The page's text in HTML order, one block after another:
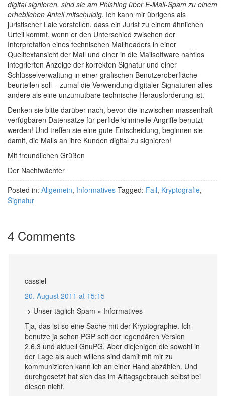
digital signieren, sind sie am Phishing über E-Mail-Spam zu einem
erheblichen Anteil mitschuldig. Ich kann mir übrigens als
juristischer Laie vorstellen, dass ein Jurist zu einem ähnlichen
Urteil kommt, wenn er den Unterschied zwischen der
Interpretation eines technischen Mailheaders in einer
Quelltextansicht der Mail und einer in die Mailsoftware nahtlos
integrierten Anzeige der korrekten Signatur und einer
Schlüsselverwaltung in einer grafischen Benutzeroberfläche
beurteilen soll – zumal die Verwendung digitaler Signaturen alles
andere als eine unzumutbare technische Herausforderung ist.
Denken sie bitte darüber nach, bevor die inzwischen massenhaft
verfügbaren Datensätze für perfide kriminelle Angriffe benutzt
werden! Und treffen sie eine gute Entscheidung, beginnen sie
damit, die Mails an ihre Kunden digital zu signieren!
Mit freundlichen Grüßen
Der Nachtwächter
Posted in: Allgemein, Informatives Tagged: Fail, Kryptografie,
Signatur
4 Comments
cassiel
20. August 2011 at 15:15
-> Unser täglich Spam » Informatives
Tja, das ist so eine Sache mit der Kryptographie. Ich
benutze ja schon PGP seit der legendären Version
2.6.3 und aktuell GnuPG. Aber diejenigen die sowohl in
der Lage als auch willens sind damit mit mir zu
kommunizieren kann ich an einer Hand abzählen. Und
durchgesetzt hat sich das im Alltagsgebrauch selbst bei
diesen nicht.